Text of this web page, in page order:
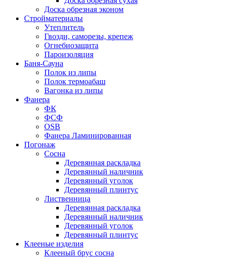
Доска обрезная эконом
Стройматериалы
Утеплитель
Гвозди, саморезы, крепеж
Огнебиозащита
Пароизоляция
Баня-Сауна
Полок из липы
Полок термоабаш
Вагонка из липы
Фанера
ФК
ФСФ
OSB
Фанера Ламинированная
Погонаж
Сосна
Деревянная раскладка
Деревянный наличник
Деревянный уголок
Деревянный плинтус
Лиственница
Деревянная раскладка
Деревянный наличник
Деревянный уголок
Деревянный плинтус
Клееные изделия
Клееный брус сосна